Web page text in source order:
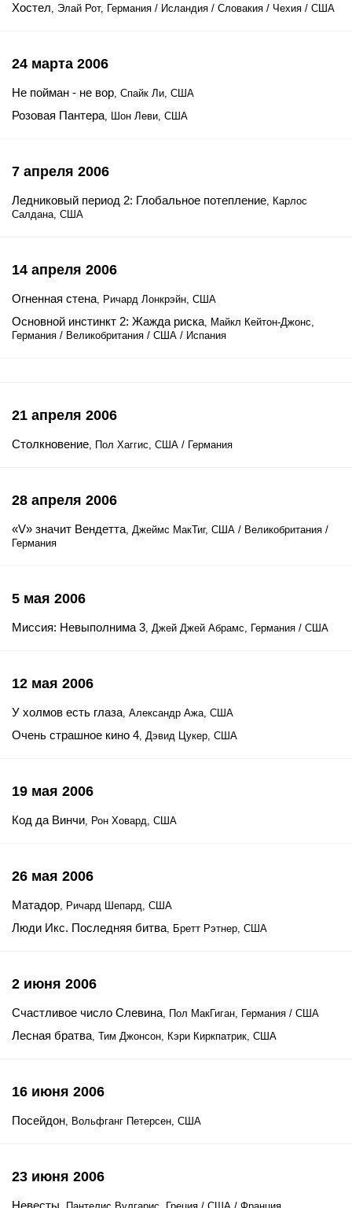
Хостел, Элай Рот, Германия / Исландия / Словакия / Чехия / США
24 марта 2006
Не пойман - не вор, Спайк Ли, США
Розовая Пантера, Шон Леви, США
7 апреля 2006
Ледниковый период 2: Глобальное потепление, Карлос
Салдана, США
14 апреля 2006
Огненная стена, Ричард Лонкрэйн, США
Основной инстинкт 2: Жажда риска, Майкл Кейтон-Джонс,
Германия / Великобритания / США / Испания
21 апреля 2006
Столкновение, Пол Хаггис, США / Германия
28 апреля 2006
«V» значит Вендетта, Джеймс МакТиг, США / Великобритания /
Германия
5 мая 2006
Миссия: Невыполнима 3, Джей Джей Абрамс, Германия / США
12 мая 2006
У холмов есть глаза, Александр Ажа, США
Очень страшное кино 4, Дэвид Цукер, США
19 мая 2006
Код да Винчи, Рон Ховард, США
26 мая 2006
Матадор, Ричард Шепард, США
Люди Икс. Последняя битва, Бретт Рэтнер, США
2 июня 2006
Счастливое число Слевина, Пол МакГиган, Германия / США
Лесная братва, Тим Джонсон, Кэри Киркпатрик, США
16 июня 2006
Посейдон, Вольфганг Петерсен, США
23 июня 2006
Невесты